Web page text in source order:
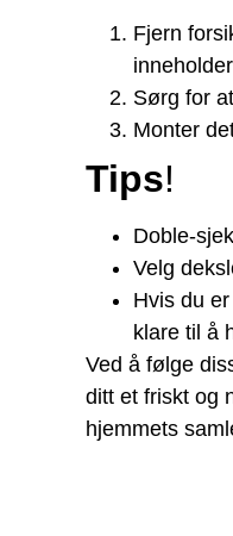
Fjern
Sørg for
Monter
Tips!
Doble-
Velg
Hvis du
klare til å
Ved å følge
ditt et friskt og
hjemmets